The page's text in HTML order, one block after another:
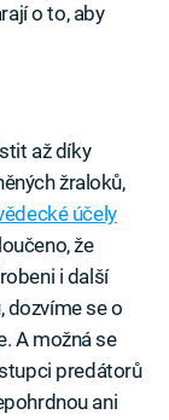
o to, aby
až díky
žraloků,
účely
že
i další
dozvíme se o
A možná se
predátorů
ani